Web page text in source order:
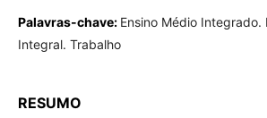
Palavras-chave: Ensino Médio Integrado.
Integral. Trabalho
RESUMO